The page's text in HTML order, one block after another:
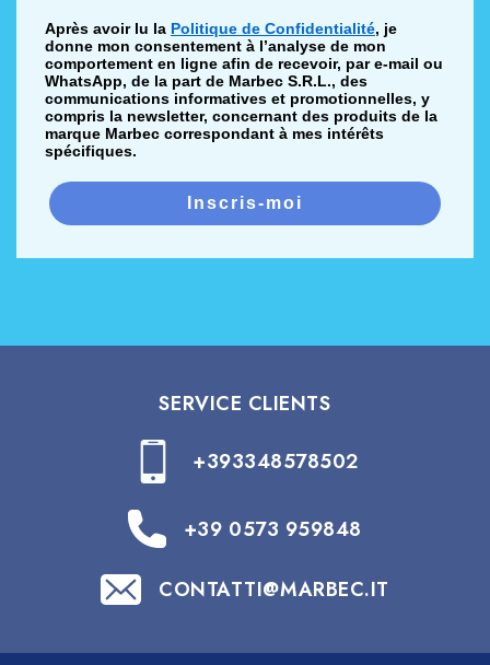
Après avoir lu la Politique de Confidentialité, je
donne mon consentement à l’analyse de mon
comportement en ligne afin de recevoir, par e-mail ou
WhatsApp, de la part de Marbec S.R.L., des
communications informatives et promotionnelles, y
compris la newsletter, concernant des produits de la
marque Marbec correspondant à mes intérêts
spécifiques.
Inscris-moi
SERVICE CLIENTS
+393348578502
+39 0573 959848
CONTATTI@MARBEC.IT